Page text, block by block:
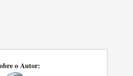
o Autor: